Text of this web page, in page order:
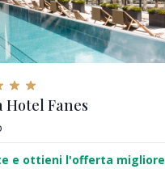
Hotel Fanes
e ottieni l'offerta migliore